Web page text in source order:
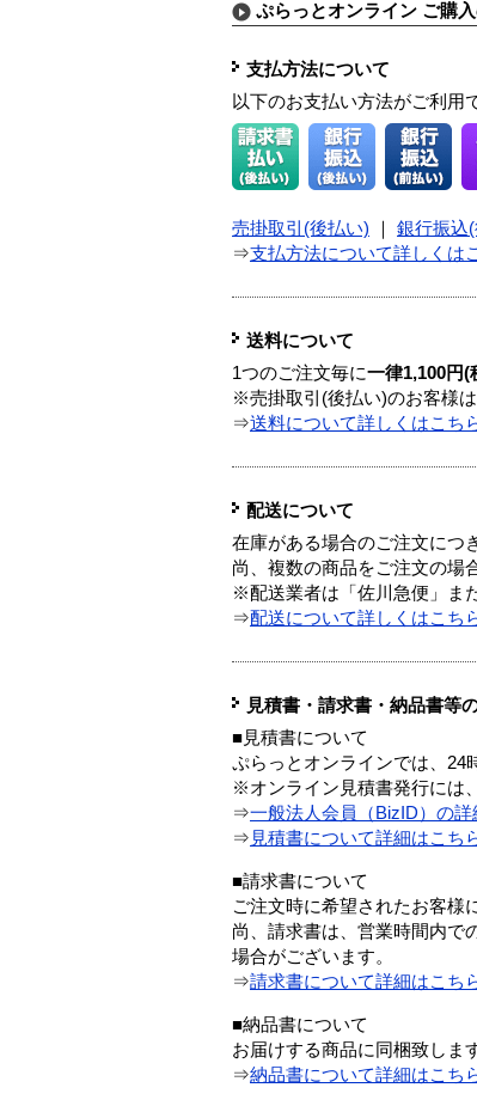
ぷらっとオンライン ご購
支払方法について
以下のお支払い方法がご利用
売掛取引(後払い) 銀行振込
⇒支払方法について詳しくは
送料について
1つのご注文毎に一律1,100円(
※売掛取引(後払い)のお客様
⇒送料について詳しくはこち
配送について
在庫がある場合のご注文につ
尚、複数の商品をご注文の場
※配送業者は「佐川急便」ま
⇒配送について詳しくはこち
見積書・請求書・納品書等
■見積書について
ぷらっとオンラインでは、24
※オンライン見積書発行には
⇒一般法人会員（BizID）の詳
⇒ 見積書について詳細はこち
■請求書について
ご注文時に希望されたお客様
尚、請求書は、営業時間内で
場合がございます。
⇒請求書について詳細はこち
■納品書について
お届けする商品に同梱致しま
⇒納品書について詳細はこち